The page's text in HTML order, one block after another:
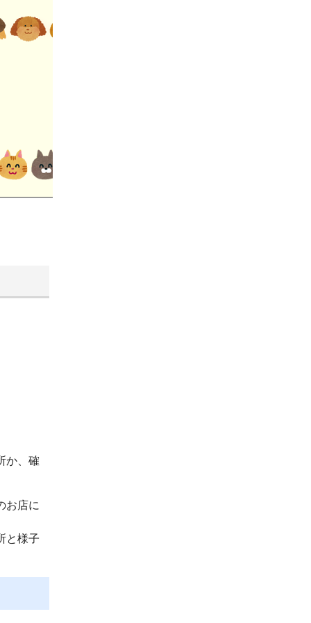
か、確
お店に
と様子